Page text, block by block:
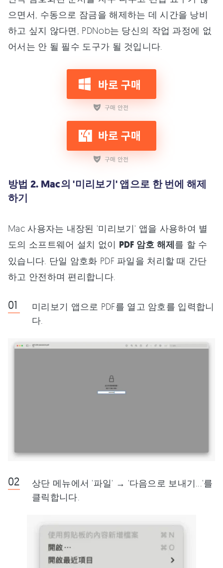
으면서, 수동으로 잠금을 해제하는 데 시간을 낭비
하고 싶지 않다면, PDNob는 당신의 작업 과정에 없
어서는 안 될 필수 도구가 될 것입니다.
방법 2. Mac의 '미리보기' 앱으로 한 번에 해제
하기
Mac 사용자는 내장된 '미리보기' 앱을 사용하여 별
도의 소프트웨어 설치 없이 PDF 암호 해제를 할 수
있습니다. 단일 암호화 PDF 파일을 처리할 때 간단
하고 안전하며 편리합니다.
미리보기 앱으로 PDF를 열고 암호를 입력합니
다.
상단 메뉴에서 '파일' → '다음으로 보내기...'를
클릭합니다.